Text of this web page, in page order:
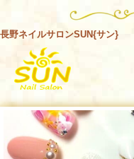
長野ネイルサロンSUN{サン}